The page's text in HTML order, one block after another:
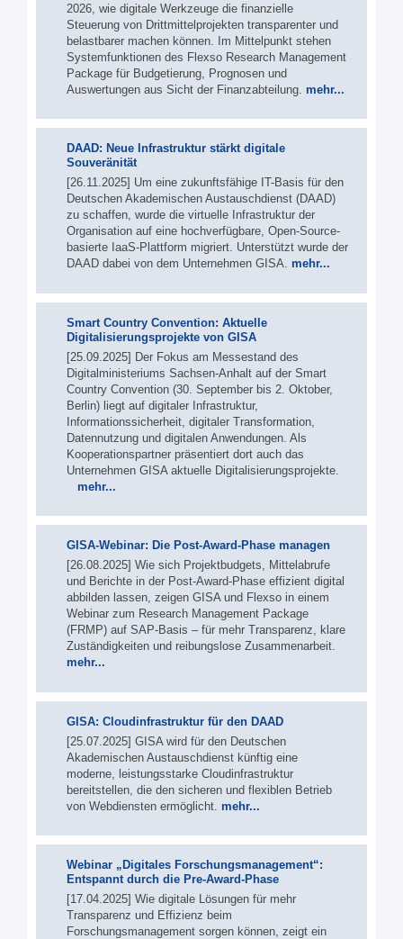
2026, wie digitale Werkzeuge die finanzielle
Steuerung von Drittmittelprojekten transparenter und
belastbarer machen können. Im Mittelpunkt stehen
Systemfunktionen des Flexso Research Management
Package für Budgetierung, Prognosen und
Auswertungen aus Sicht der Finanzabteilung. mehr...
DAAD: Neue Infrastruktur stärkt digitale
Souveränität
[26.11.2025] Um eine zukunftsfähige IT-Basis für den
Deutschen Akademischen Austauschdienst (DAAD)
zu schaffen, wurde die virtuelle Infrastruktur der
Organisation auf eine hochverfügbare, Open-Source-
basierte IaaS-Plattform migriert. Unterstützt wurde der
DAAD dabei von dem Unternehmen GISA. mehr...
Smart Country Convention: Aktuelle
Digitalisierungsprojekte von GISA
[25.09.2025] Der Fokus am Messestand des
Digitalministeriums Sachsen-Anhalt auf der Smart
Country Convention (30. September bis 2. Oktober,
Berlin) liegt auf digitaler Infrastruktur,
Informationssicherheit, digitaler Transformation,
Datennutzung und digitalen Anwendungen. Als
Kooperationspartner präsentiert dort auch das
Unternehmen GISA aktuelle Digitalisierungsprojekte.
mehr...
GISA-Webinar: Die Post-Award-Phase managen
[26.08.2025] Wie sich Projektbudgets, Mittelabrufe
und Berichte in der Post-Award-Phase effizient digital
abbilden lassen, zeigen GISA und Flexso in einem
Webinar zum Research Management Package
(FRMP) auf SAP-Basis – für mehr Transparenz, klare
Zuständigkeiten und reibungslose Zusammenarbeit.
mehr...
GISA: Cloudinfrastruktur für den DAAD
[25.07.2025] GISA wird für den Deutschen
Akademischen Austauschdienst künftig eine
moderne, leistungsstarke Cloudinfrastruktur
bereitstellen, die den sicheren und flexiblen Betrieb
von Webdiensten ermöglicht. mehr...
Webinar „Digitales Forschungs­management“:
Entspannt durch die Pre-Award-Phase
[17.04.2025] Wie digitale Lösungen für mehr
Transparenz und Effizienz beim
Forschungsmanagement sorgen können, zeigt ein